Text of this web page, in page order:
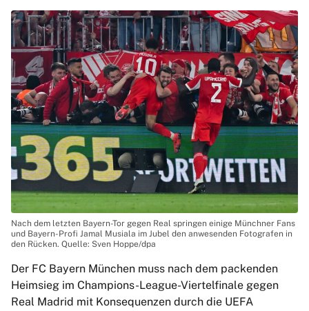
Nach dem letzten Bayern-Tor gegen Real springen einige Münchner Fans
und Bayern-Profi Jamal Musiala im Jubel den anwesenden Fotografen in
den Rücken. Quelle: Sven Hoppe/dpa
Der FC Bayern München muss nach dem packenden
Heimsieg im Champions-League-Viertelfinale gegen
Real Madrid mit Konsequenzen durch die UEFA